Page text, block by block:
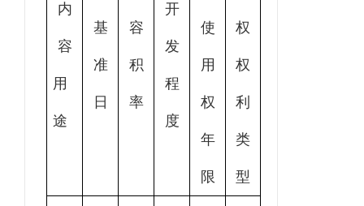
内
容
用
途
基
准
日
容
积
率
开
发
程
度
使
用
权
年
限
权
权
利
类
型